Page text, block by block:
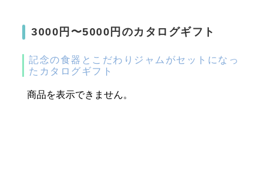
3000円〜5000円のカタログギフト
記念の食器とこだわりジャムがセットになっ
たカタログギフト